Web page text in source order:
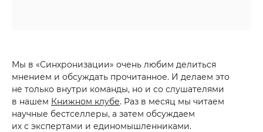
Мы в «Синхронизации» очень любим делиться
мнением и обсуждать прочитанное. И делаем это
не только внутри команды, но и со слушателями
в нашем Книжном клубе. Раз в месяц мы читаем
научные бестселлеры, а затем обсуждаем
их с экспертами и единомышленниками.